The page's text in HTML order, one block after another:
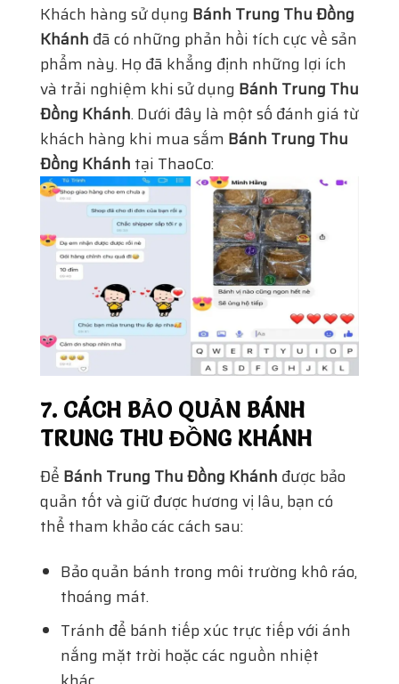
Khách hàng sử dụng Bánh Trung Thu Đồng
Khánh đã có những phản hồi tích cực về sản
phẩm này. Họ đã khẳng định những lợi ích
và trải nghiệm khi sử dụng Bánh Trung Thu
Đồng Khánh. Dưới đây là một số đánh giá từ
khách hàng khi mua sắm Bánh Trung Thu
Đồng Khánh tại ThaoCo:
7. CÁCH BẢO QUẢN BÁNH
TRUNG THU ĐỒNG KHÁNH
Để Bánh Trung Thu Đồng Khánh được bảo
quản tốt và giữ được hương vị lâu, bạn có
thể tham khảo các cách sau:
Bảo quản bánh trong môi trường khô ráo,
thoáng mát.
Tránh để bánh tiếp xúc trực tiếp với ánh
nắng mặt trời hoặc các nguồn nhiệt